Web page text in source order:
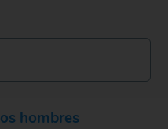
hombres